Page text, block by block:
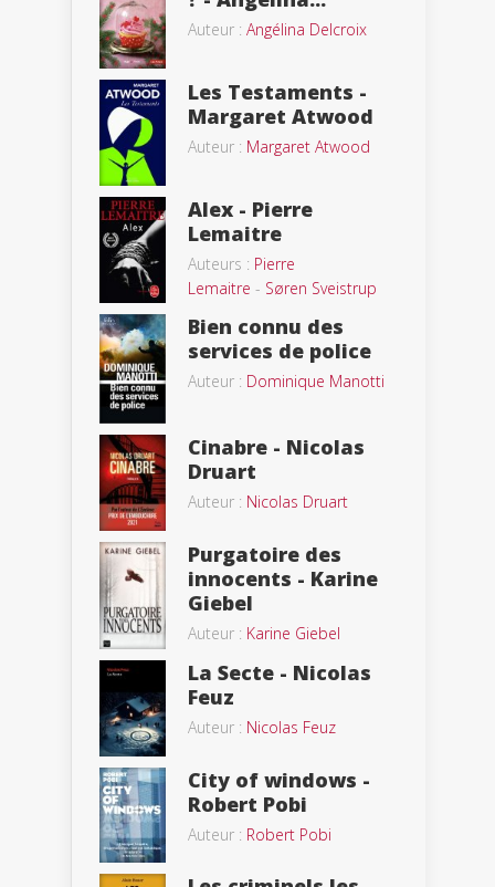
Auteur : Angélina Delcroix
Les Testaments -
Margaret Atwood
Auteur : Margaret Atwood
Alex - Pierre
Lemaitre
Auteurs : Pierre
Lemaitre - Søren Sveistrup
Bien connu des
services de police
Auteur : Dominique Manotti
Cinabre - Nicolas
Druart
Auteur : Nicolas Druart
Purgatoire des
innocents - Karine
Giebel
Auteur : Karine Giebel
La Secte - Nicolas
Feuz
Auteur : Nicolas Feuz
City of windows -
Robert Pobi
Auteur : Robert Pobi